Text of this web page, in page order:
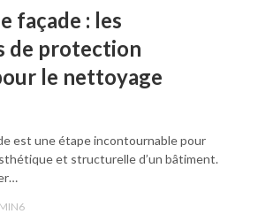
façade : les
de protection
le nettoyage
est une étape incontournable pour
et structurelle d’un bâtiment.